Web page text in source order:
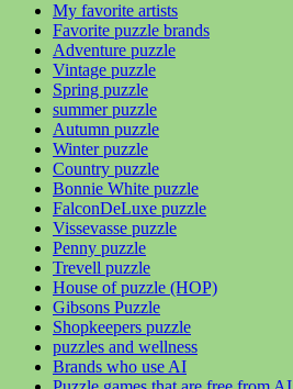
My favorite artists
Favorite puzzle brands
Adventure puzzle
Vintage puzzle
Spring puzzle
summer puzzle
Autumn puzzle
Winter puzzle
Country puzzle
Bonnie White puzzle
FalconDeLuxe puzzle
Vissevasse puzzle
Penny puzzle
Trevell puzzle
House of puzzle (HOP)
Gibsons Puzzle
Shopkeepers puzzle
puzzles and wellness
Brands who use AI